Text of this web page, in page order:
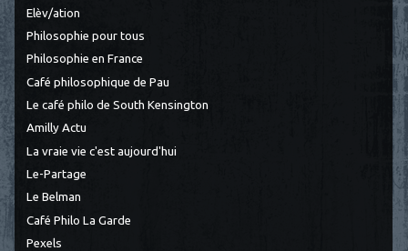
Elèv/ation
Philosophie pour tous
Philosophie en France
Café philosophique de Pau
Le café philo de South Kensington
Amilly Actu
La vraie vie c'est aujourd'hui
Le-Partage
Le Belman
Café Philo La Garde
Pexels